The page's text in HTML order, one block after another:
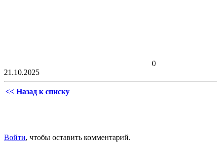
0
21.10.2025
<< Назад к списку
Войти, чтобы оставить комментарий.